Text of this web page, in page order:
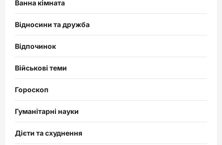
Ванна кімната
Відносини та дружба
Відпочинок
Військові теми
Гороскоп
Гуманітарні науки
Дієти та схуднення